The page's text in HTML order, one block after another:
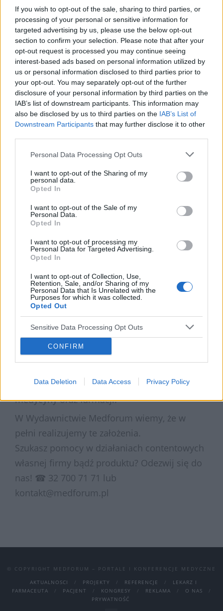
If you wish to opt-out of the sale, sharing to third parties, or
processing of your personal or sensitive information for
targeted advertising by us, please use the below opt-out
section to confirm your selection. Please note that after your
opt-out request is processed you may continue seeing
interest-based ads based on personal information utilized by
us or personal information disclosed to third parties prior to
your opt-out. You may separately opt-out of the further
disclosure of your personal information by third parties on the
IAB’s list of downstream participants. This information may
also be disclosed by us to third parties on the IAB’s List of
Downstream Participants that may further disclose it to other
Personal Data Processing Opt Outs
I want to opt-out of the Sharing of my
personal data.
Opted In
I want to opt-out of the Sale of my
Personal Data.
Opted In
I want to opt-out of processing my
Personal Data for Targeted Advertising.
Opted In
I want to opt-out of Collection, Use,
Retention, Sale, and/or Sharing of my
Personal Data that Is Unrelated with the
Purposes for which it was collected.
Opted Out
Sensitive Data Processing Opt Outs
CONFIRM
Data Deletion Data Access Privacy Policy
Każda z tych grup ma inne oczekiwania i
potrzeby informacyjne. Lekarze szukają
aktualnych badań naukowych i wskazówek
klinicznych, farmaceuci – praktycznych
informacji o lekach, położne – porad
dotyczących opieki nad ciężarnymi, a pacjenci
– przystępnych wyjaśnień jednostek
chorobowych i wsparcia emocjonalnego.
Tworzenie wartościowego contentu dla
lekarzy, farmaceutów i specjalistów jest
kluczowe, ponieważ dostarcza im aktualnych,
rzetelnych informacji niezbędnych do
doskonalenia wiedzy i budowania zaufania w
relacjach z pacjentami.
Profesjonaliści medyczni operują w
dynamicznie zmieniającym się środowisku,
gdzie nowe terapie, badania naukowe i
regulacje pojawiają się regularnie.
Dobrze opracowany content – w formie
artykułów, webinarów czy e-learningu – nie
tylko wspiera ich w pogłębianiu wiedzy, ale
także wzmacnia pozycję eksperta, umożliwia
dostosowywaniu się do wyzwań współczesnej
medycyny oraz farmacji.
W Wydawnictwie Medforum wiemy, że w
pełni realizujemy te założenia.
Szukasz pomocy w działaniach contentowych
własnej firmy bądź produktu? Odezwij się do
nas! ☎ 32 700 71 71 lub
kontakt@medforum.pl
© COPYRIGHT MEDFORUM – PORTALE I KONFERENCJE MEDYCZNE
AKTUALNOSCI
PROJEKTY REFERENCJE
LEKARZ I
FARMACEUTA
PACJENT KONGRESY REKLAMA
O NAS
PRYWATNOŚĆ